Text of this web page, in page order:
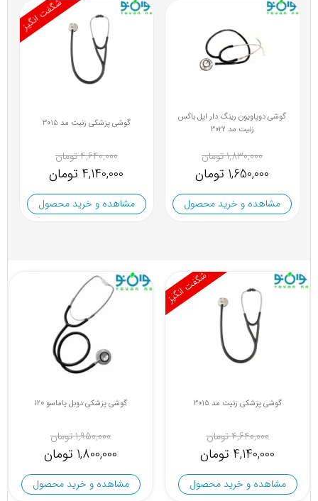
شگفت انگیز
گوشی پزشکی زنیت مد 3015
4,640,000 تومان
4,140,000 تومان
مشاهده و خرید محصول
گوشی دوپاویون رینگ دار اپل باکس
زنیت مد 3022
1,830,000 تومان
1,650,000 تومان
مشاهده و خرید محصول
شگفت انگیز
گوشی پزشکی زنیت مد 3015
4,640,000 تومان
4,140,000 تومان
مشاهده و خرید محصول
گوشی پزشکی دوبل یاماسو 120
1,950,000 تومان
1,800,000 تومان
مشاهده و خرید محصول